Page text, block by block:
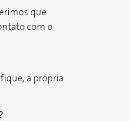
que
com o
a própria